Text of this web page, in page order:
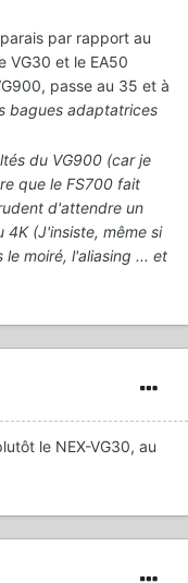
par rapport au
VG30 et le EA50
passe au 35 et à
bagues adaptatrices
du VG900 (car je
que le FS700 fait
d'attendre un
(J'insiste, même si
moiré, l'aliasing ... et
le NEX-VG30, au